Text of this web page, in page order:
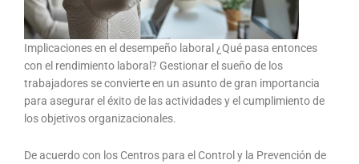
Implicaciones en el desempeño laboral ¿Qué pasa entonces
con el rendimiento laboral? Gestionar el sueño de los
trabajadores se convierte en un asunto de gran importancia
para asegurar el éxito de las actividades y el cumplimiento de
los objetivos organizacionales.
De acuerdo con los Centros para el Control y la Prevención de